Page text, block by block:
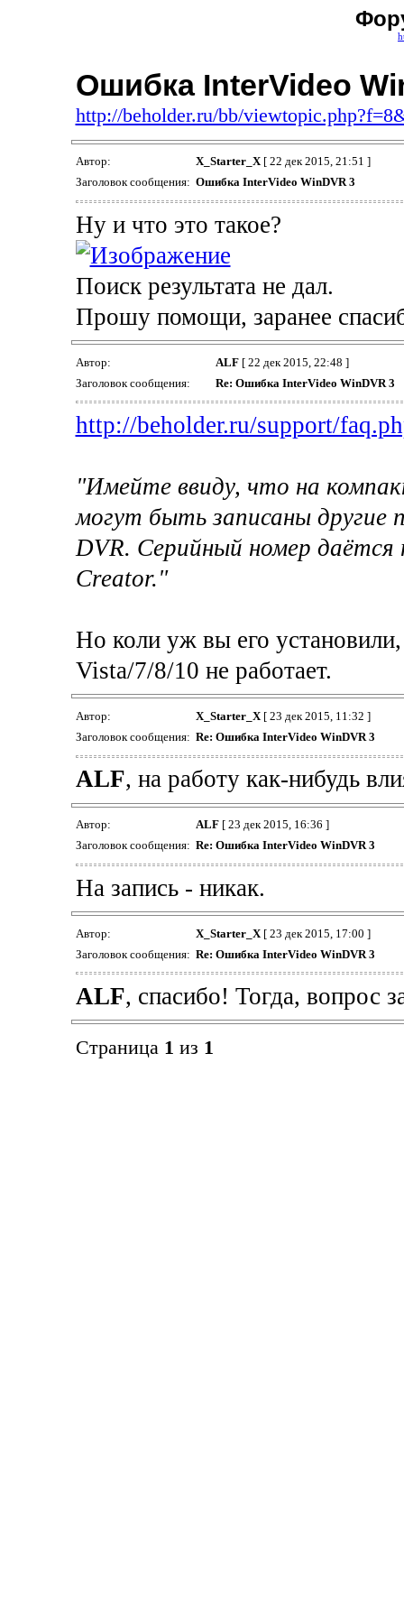
Ошибка InterVideo
http://beholder.ru/bb/
Автор: X_Starter_X[ 22 дек 2015, 21:51 ]
Заголовок сообщения: Ошибка InterVideo WinDVR 3
Ну и что это такое?
Поиск результата не дал.
Прошу помощи, заранее
Автор: ALF[ 22 дек 2015, 22:48 ]
Заголовок сообщения:
Re: Ошибка InterVideo WinDVR 3
http://beholder.ru/support/
"Имейте ввиду, что на
могут быть записаны другие
DVR. Серийный номер
Creator."
Но коли уж вы его
Vista/7/8/10 не работает.
Автор: X_Starter_X[ 23 дек 2015, 11:32 ]
Заголовок сообщения: Re: Ошибка InterVideo WinDVR 3
ALF, на работу как-нибудь
Автор: ALF[ 23 дек 2015, 16:36 ]
Заголовок сообщения: Re: Ошибка InterVideo WinDVR 3
На запись - никак.
Автор: X_Starter_X[ 23 дек 2015, 17:00 ]
Заголовок сообщения: Re: Ошибка InterVideo WinDVR 3
ALF, спасибо! Тогда, вопрос
Страница 1 из 1